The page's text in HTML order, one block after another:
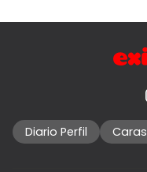
Diario Perfil Caras